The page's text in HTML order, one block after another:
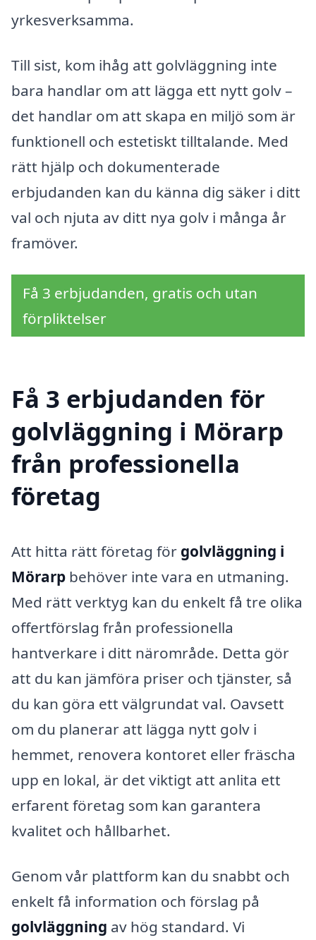
yrkesverksamma.
Till sist, kom ihåg att golvläggning inte
bara handlar om att lägga ett nytt golv –
det handlar om att skapa en miljö som är
funktionell och estetiskt tilltalande. Med
rätt hjälp och dokumenterade
erbjudanden kan du känna dig säker i ditt
val och njuta av ditt nya golv i många år
framöver.
Få 3 erbjudanden, gratis och utan
förpliktelser
Få 3 erbjudanden för
golvläggning i Mörarp
från professionella
företag
Att hitta rätt företag för golvläggning i
Mörarp behöver inte vara en utmaning.
Med rätt verktyg kan du enkelt få tre olika
offertförslag från professionella
hantverkare i ditt närområde. Detta gör
att du kan jämföra priser och tjänster, så
du kan göra ett välgrundat val. Oavsett
om du planerar att lägga nytt golv i
hemmet, renovera kontoret eller fräscha
upp en lokal, är det viktigt att anlita ett
erfarent företag som kan garantera
kvalitet och hållbarhet.
Genom vår plattform kan du snabbt och
enkelt få information och förslag på
golvläggning av hög standard. Vi